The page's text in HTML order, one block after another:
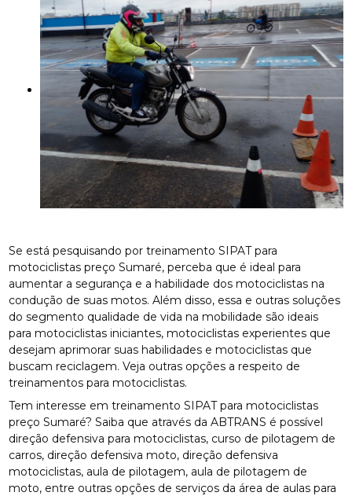
Se está pesquisando por treinamento SIPAT para
motociclistas preço Sumaré, perceba que é ideal para
aumentar a segurança e a habilidade dos motociclistas na
condução de suas motos. Além disso, essa e outras soluções
do segmento qualidade de vida na mobilidade são ideais
para motociclistas iniciantes, motociclistas experientes que
desejam aprimorar suas habilidades e motociclistas que
buscam reciclagem. Veja outras opções a respeito de
treinamentos para motociclistas.
Tem interesse em treinamento SIPAT para motociclistas
preço Sumaré? Saiba que através da ABTRANS é possível
direção defensiva para motociclistas, curso de pilotagem de
carros, direção defensiva moto, direção defensiva
motociclistas, aula de pilotagem, aula de pilotagem de
moto, entre outras opções de serviços da área de aulas para